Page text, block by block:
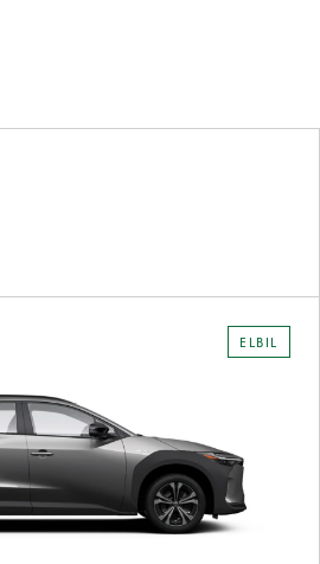
ELBIL